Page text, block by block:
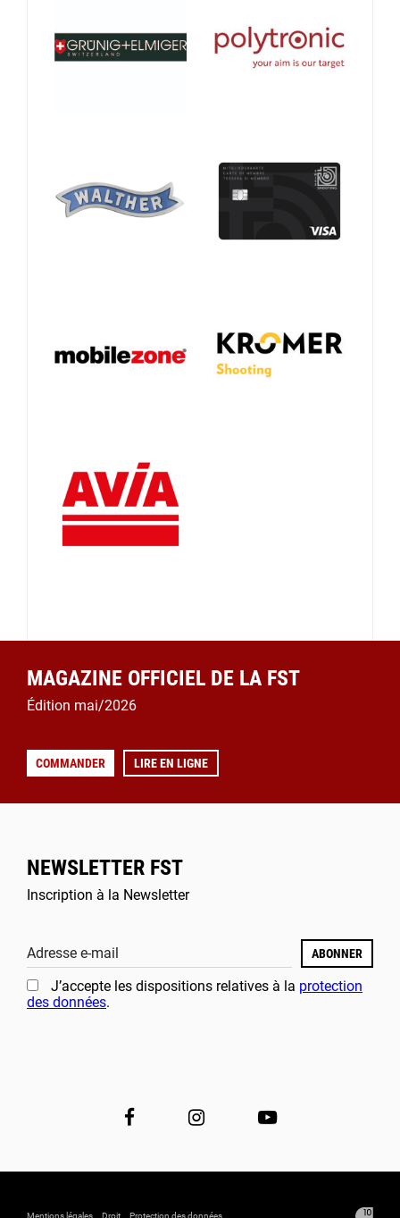
MAGAZINE OFFICIEL DE LA FST
Édition mai/2026
COMMANDER LIRE EN LIGNE
NEWSLETTER FST
Inscription à la Newsletter
Adresse e-mail ABONNER
J’accepte les dispositions relatives à la protection
des données.
Mentions légales Droit Protection des données